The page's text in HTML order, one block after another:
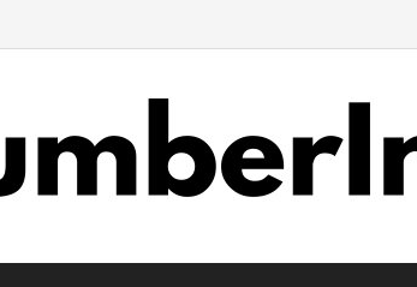
FC 26 Siap Mengubah Cara Bermain di Lapangan